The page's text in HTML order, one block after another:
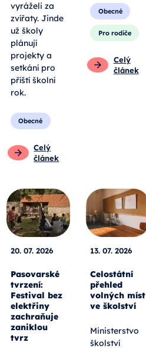
vyráželi za
zvířaty. Jinde
už školy
plánují
projekty a
setkání pro
příští školní
rok.
Obecné
Celý
článek
Obecné
Pro rodiče
Celý
článek
20. 07. 2026
Pasovarské
tvrzení:
Festival bez
elektřiny
zachraňuje
zaniklou
tvrz
13. 07. 2026
Celostátní
přehled
volných míst
ve školství
Ministerstvo
školství